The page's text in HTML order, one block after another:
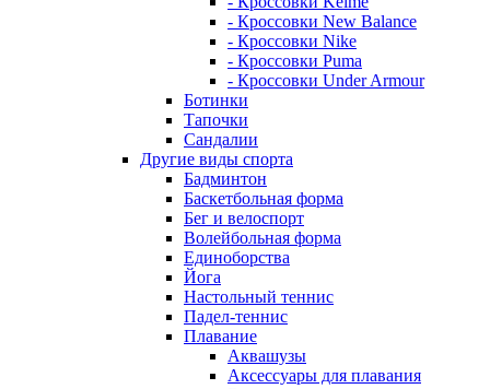
- Кроссовки New Balance
- Кроссовки Nike
- Кроссовки Puma
- Кроссовки Under Armour
Ботинки
Тапочки
Сандалии
Другие виды спорта
Бадминтон
Баскетбольная форма
Бег и велоспорт
Волейбольная форма
Единоборства
Йога
Настольный теннис
Падел-теннис
Плавание
Аквашузы
Аксессуары для плавания